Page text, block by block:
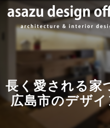
長く愛される家
広島市のデザ